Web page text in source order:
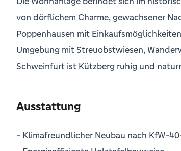
von dörflichem Charme, gewachsener
Poppenhausen mit
Umgebung mit Streuobstwiesen,
Schweinfurt ist Kützberg ruhig und
Ausstattung
- Klimafreundlicher Neubau nach KfW-